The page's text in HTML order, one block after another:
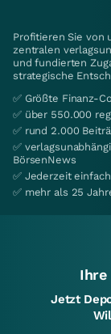
Profitieren Sie von
zentralen
und fundierten
strategische
✅ Größte Finanz-
✅ über 550.000
✅ rund 2.000
✅
BörsenNews
✅ Jederzeit
✅ mehr als 25
Ihre
Jetzt